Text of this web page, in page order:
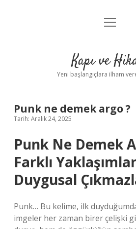
Anasayfa
Yasal Uyarı
menüyü
Kapı ve
Yeni başlangıçlara ilham
Punk ne demek argo ?
Tarih: Aralık 24, 2025
Punk Ne Demek
Farklı
Duygusal
Punk… Bu kelime, ilk
imgeler her zaman birer çelişki